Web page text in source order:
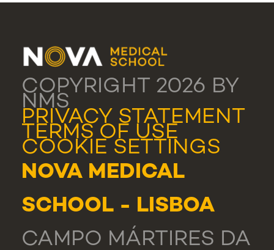
COPYRIGHT 2026 BY
NMS
PRIVACY STATEMENT
TERMS OF USE
COOKIE SETTINGS
NOVA MEDICAL
SCHOOL - LISBOA
CAMPO MÁRTIRES DA